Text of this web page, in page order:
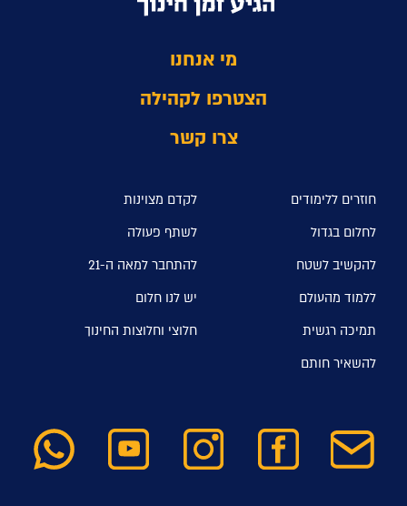
מי אנחנו
הצטרפו לקהילה
צרו קשר
חוזרים ללימודים
לקדם מצוינות
לחלום בגדול
לשתף פעולה
להקשיב לשטח
להתחבר למאה ה-21
ללמוד מהעולם
יש לנו חלום
תמיכה רגשית
חלוצי וחלוצות החינוך
להשאיר חותם